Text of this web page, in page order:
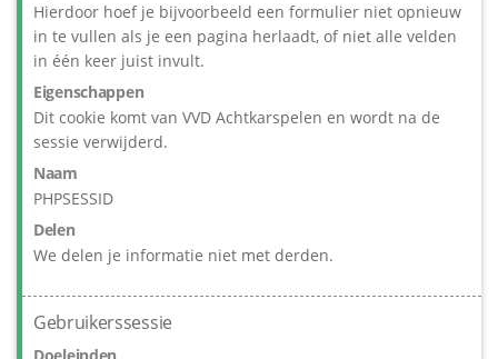
Hierdoor hoef je bijvoorbeeld een formulier niet opnieuw
in te vullen als je een pagina herlaadt, of niet alle velden
in één keer juist invult.
Eigenschappen
Dit cookie komt van VVD Achtkarspelen en wordt na de
sessie verwijderd.
Naam
PHPSESSID
Delen
We delen je informatie niet met derden.
Gebruikerssessie